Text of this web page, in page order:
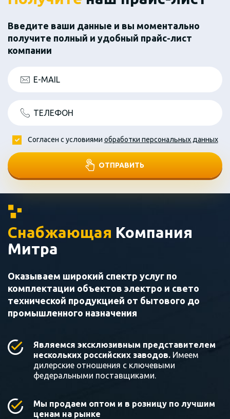
Введите ваши данные и вы моментально
получите полный и удобный прайс-лист
компании
E-MAIL
ТЕЛЕФОН
ОТПРАВИТЬ
Согласен с условиями обработки персональных данных
Снабжающая Компания
Митра
Оказываем широкий спектр услуг по
комплектации объектов электро и свето
технической продукцией от бытового до
промышленного назначения
Являемся эксклюзивным представителем
нескольких российских заводов. Имеем
дилерские отношения с ключевыми
федеральными поставщиками.
Мы продаем оптом и в розницу по лучшим
ценам на рынке